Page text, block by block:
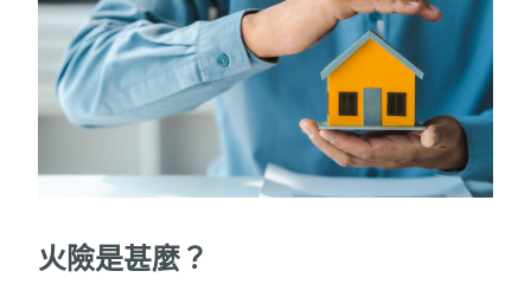
火險是甚麼？